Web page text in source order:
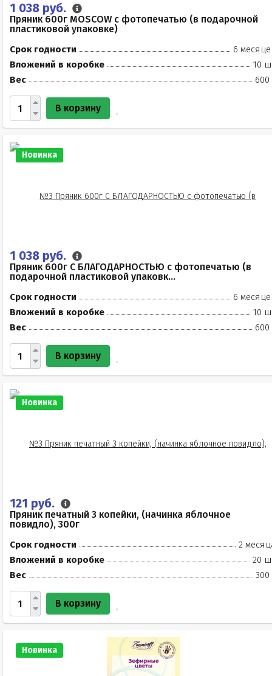
1 038 руб.
Пряник 600г MOSCOW с фотопечатью (в подарочной
пластиковой упаковке)
Срок годности
6
Вложений в коробке
10
Вес
600
В корзину
Новинка
1 038 руб.
Пряник 600г С БЛАГОДАРНОСТЬЮ с фотопечатью (в
подарочной пластиковой упаковк...
Срок годности
6
Вложений в коробке
10
Вес
600
В корзину
Новинка
121 руб.
Пряник печатный 3 копейки, (начинка яблочное
повидло), 300г
Срок годности
2
Вложений в коробке
20
Вес
300
В корзину
Новинка